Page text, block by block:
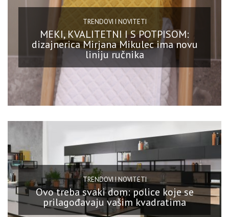
TRENDOVI I NOVITETI
MEKI, KVALITETNI I S POTPISOM:
dizajnerica Mirjana Mikulec ima novu
liniju ručnika
TRENDOVI I NOVITETI
Ovo treba svaki dom: police koje se
prilagođavaju vašim kvadratima